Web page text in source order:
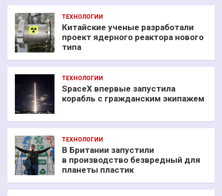
ТЕХНОЛОГИИ
Китайские ученые разработали
проект ядерного реактора нового
типа
ТЕХНОЛОГИИ
SpaceX впервые запустила
корабль с гражданским экипажем
ТЕХНОЛОГИИ
В Британии запустили
в производство безвредный для
планеты пластик